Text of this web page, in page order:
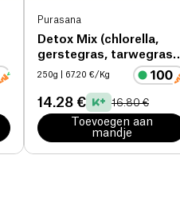
Purasana
Detox Mix (chlorella,
gerstegras, tarwegras,
lucuma, spirulina,
250g | 67.20 €/Kg
14.28 € 16.80 €
Toevoegen aan
mandje